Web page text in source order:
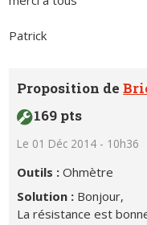
Patrick
Proposition de
169 pts
Le 01 Déc 2014 - 10h36
Outils :Ohmètre
Solution : Bonjour,
La résistance est